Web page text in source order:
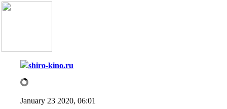
shiro-kino.ru
January 23 2020, 06:01